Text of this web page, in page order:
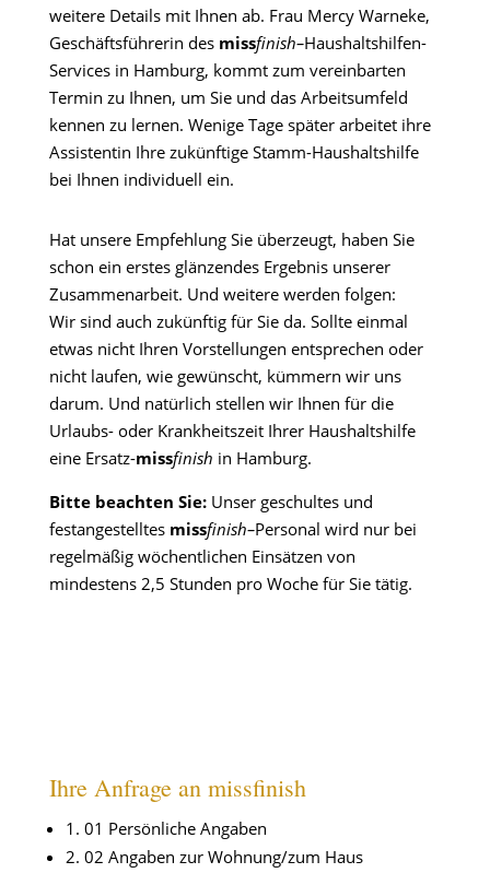
weitere Details mit Ihnen ab. Frau Mercy Warneke,
Geschäftsführerin des missfinish–Haushaltshilfen-
Services in Hamburg, kommt zum vereinbarten
Termin zu Ihnen, um Sie und das Arbeitsumfeld
kennen zu lernen. Wenige Tage später arbeitet ihre
Assistentin Ihre zukünftige Stamm-Haushaltshilfe
bei Ihnen individuell ein.
Hat unsere Empfehlung Sie überzeugt, haben Sie
schon ein erstes glänzendes Ergebnis unserer
Zusammenarbeit. Und weitere werden folgen:
Wir sind auch zukünftig für Sie da. Sollte einmal
etwas nicht Ihren Vorstellungen entsprechen oder
nicht laufen, wie gewünscht, kümmern wir uns
darum. Und natürlich stellen wir Ihnen für die
Urlaubs- oder Krankheitszeit Ihrer Haushaltshilfe
eine Ersatz-missfinish in Hamburg.
Bitte beachten Sie:Unser geschultes und
festangestelltes missfinish–Personal wird nur bei
regelmäßig wöchentlichen Einsätzen von
mindestens 2,5 Stunden pro Woche für Sie tätig.
Ihre Anfrage an missfinish
1 . 01 Persönliche Angaben
2. 02 Angaben zur Wohnung/zum Haus